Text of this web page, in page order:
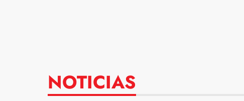
NOTICIAS